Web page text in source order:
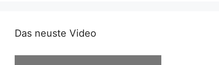
Das neuste Video